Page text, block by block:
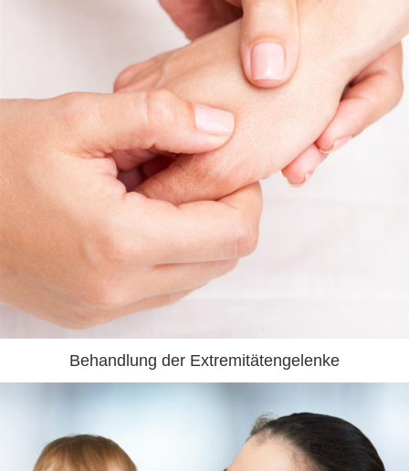
Behandlung der Extremitätengelenke